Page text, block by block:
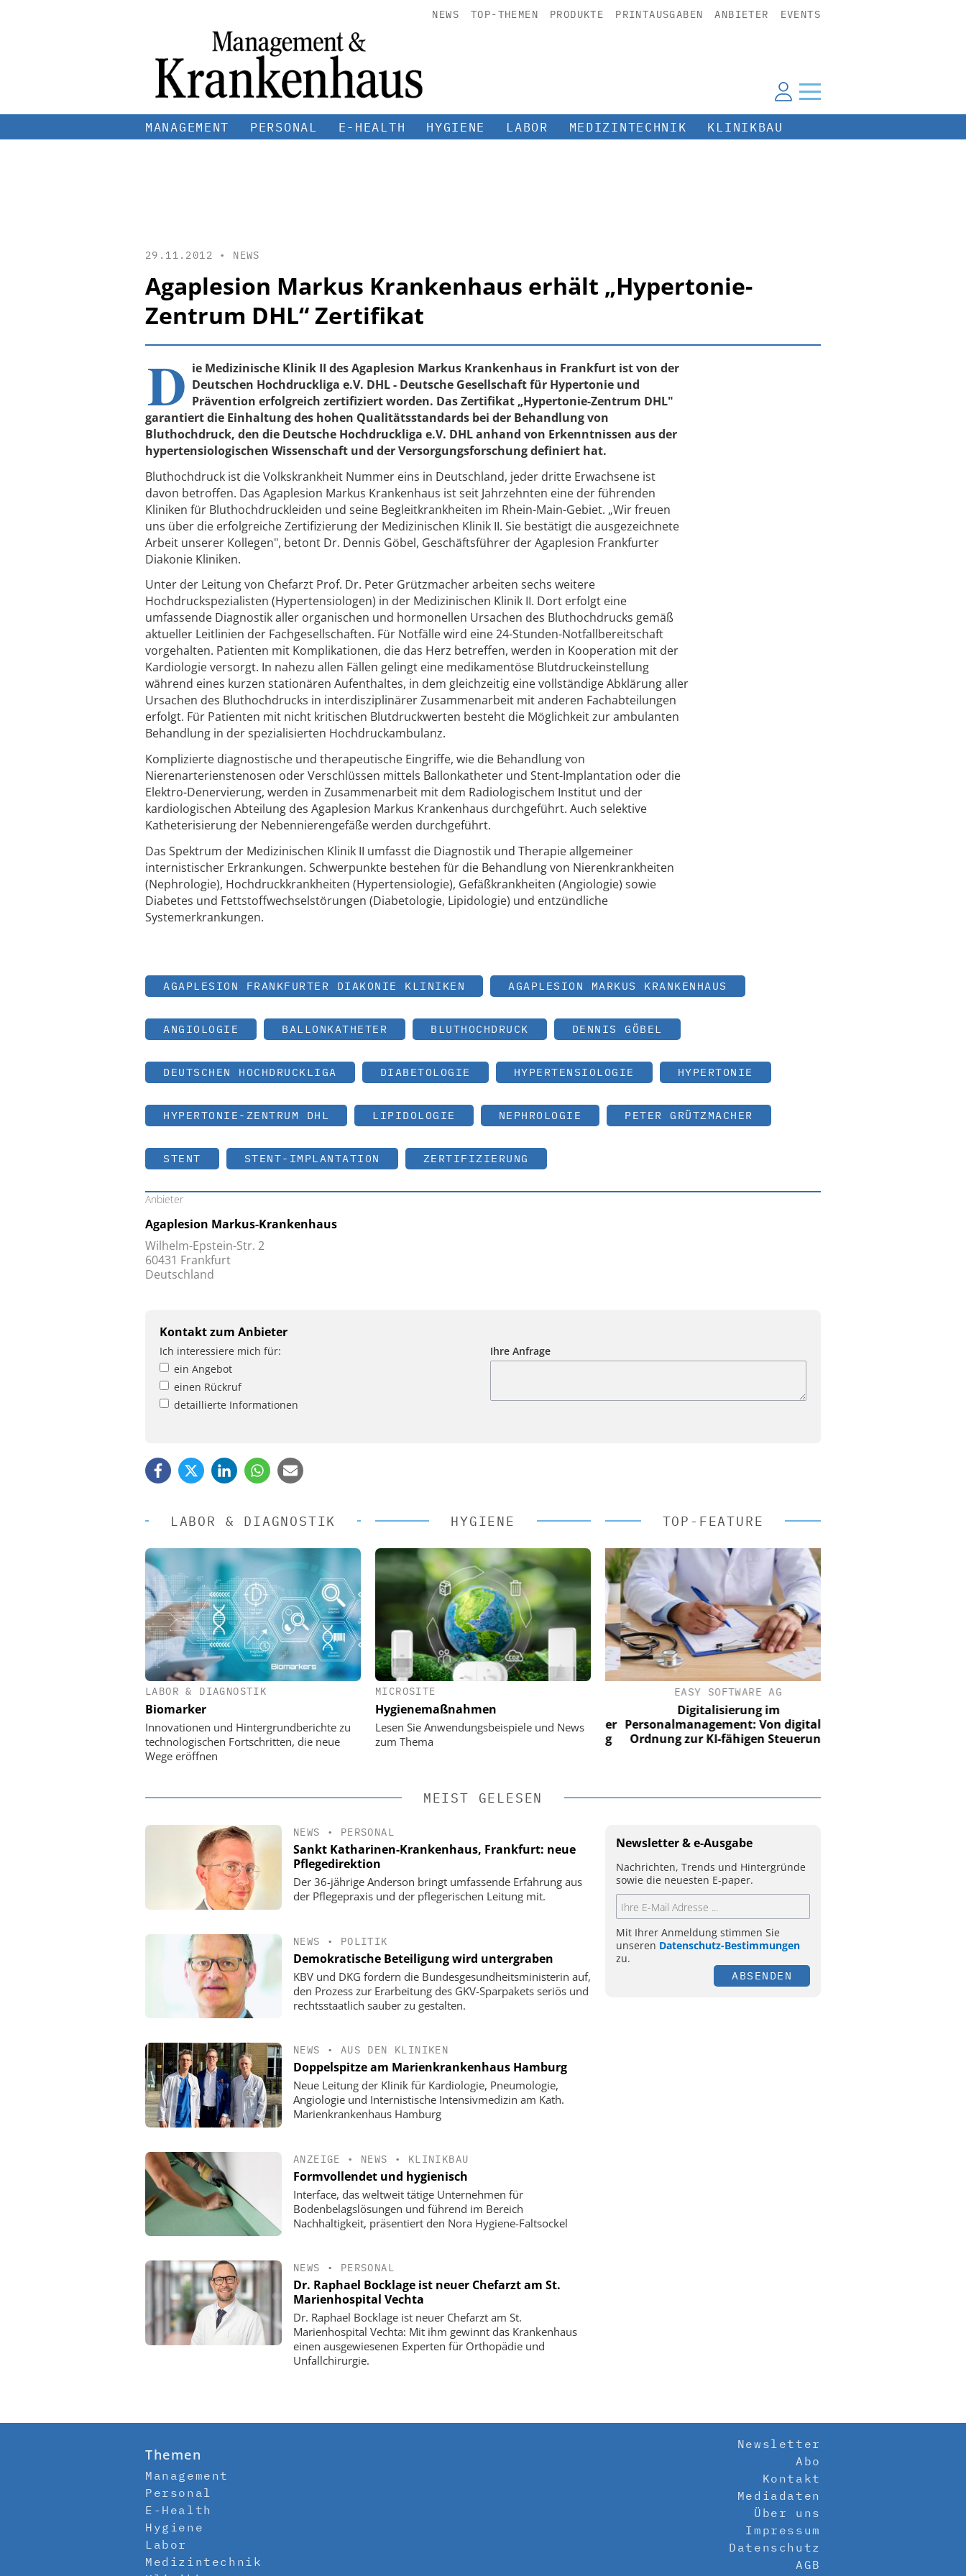
NEWS TOP-THEMEN PRODUKTE PRINTAUSGABEN ANBIETER EVENTS
MANAGEMENT PERSONAL E-HEALTH HYGIENE LABOR MEDIZINTECHNIK KLINIKBAU
29.11.2012 • NEWS
Agaplesion Markus Krankenhaus erhält „Hypertonie-
Zentrum DHL“ Zertifikat
D ie Medizinische Klinik II des Agaplesion Markus Krankenhaus in Frankfurt ist von der
Deutschen Hochdruckliga e.V. DHL - Deutsche Gesellschaft für Hypertonie und
Prävention erfolgreich zertifiziert worden. Das Zertifikat „Hypertonie-Zentrum DHL"
garantiert die Einhaltung des hohen Qualitätsstandards bei der Behandlung von
Bluthochdruck, den die Deutsche Hochdruckliga e.V. DHL anhand von Erkenntnissen aus der
hypertensiologischen Wissenschaft und der Versorgungsforschung definiert hat.
Bluthochdruck ist die Volkskrankheit Nummer eins in Deutschland, jeder dritte Erwachsene ist
davon betroffen. Das Agaplesion Markus Krankenhaus ist seit Jahrzehnten eine der führenden
Kliniken für Bluthochdruckleiden und seine Begleitkrankheiten im Rhein-Main-Gebiet. „Wir freuen
uns über die erfolgreiche Zertifizierung der Medizinischen Klinik II. Sie bestätigt die ausgezeichnete
Arbeit unserer Kollegen", betont Dr. Dennis Göbel, Geschäftsführer der Agaplesion Frankfurter
Diakonie Kliniken.
Unter der Leitung von Chefarzt Prof. Dr. Peter Grützmacher arbeiten sechs weitere
Hochdruckspezialisten (Hypertensiologen) in der Medizinischen Klinik II. Dort erfolgt eine
umfassende Diagnostik aller organischen und hormonellen Ursachen des Bluthochdrucks gemäß
aktueller Leitlinien der Fachgesellschaften. Für Notfälle wird eine 24-Stunden-Notfallbereitschaft
vorgehalten. Patienten mit Komplikationen, die das Herz betreffen, werden in Kooperation mit der
Kardiologie versorgt. In nahezu allen Fällen gelingt eine medikamentöse Blutdruckeinstellung
während eines kurzen stationären Aufenthaltes, in dem gleichzeitig eine vollständige Abklärung aller
Ursachen des Bluthochdrucks in interdisziplinärer Zusammenarbeit mit anderen Fachabteilungen
erfolgt. Für Patienten mit nicht kritischen Blutdruckwerten besteht die Möglichkeit zur ambulanten
Behandlung in der spezialisierten Hochdruckambulanz.
Komplizierte diagnostische und therapeutische Eingriffe, wie die Behandlung von
Nierenarterienstenosen oder Verschlüssen mittels Ballonkatheter und Stent-Implantation oder die
Elektro-Denervierung, werden in Zusammenarbeit mit dem Radiologischem Institut und der
kardiologischen Abteilung des Agaplesion Markus Krankenhaus durchgeführt. Auch selektive
Katheterisierung der Nebennierengefäße werden durchgeführt.
Das Spektrum der Medizinischen Klinik II umfasst die Diagnostik und Therapie allgemeiner
internistischer Erkrankungen. Schwerpunkte bestehen für die Behandlung von Nierenkrankheiten
(Nephrologie), Hochdruckkrankheiten (Hypertensiologie), Gefäßkrankheiten (Angiologie) sowie
Diabetes und Fettstoffwechselstörungen (Diabetologie, Lipidologie) und entzündliche
Systemerkrankungen.
AGAPLESION FRANKFURTER DIAKONIE KLINIKEN AGAPLESION MARKUS KRANKENHAUS
ANGIOLOGIE BALLONKATHETER BLUTHOCHDRUCK DENNIS GÖBEL
DEUTSCHEN HOCHDRUCKLIGA DIABETOLOGIE HYPERTENSIOLOGIE HYPERTONIE
HYPERTONIE-ZENTRUM DHL LIPIDOLOGIE NEPHROLOGIE PETER GRÜTZMACHER
STENT STENT-IMPLANTATION ZERTIFIZIERUNG
Anbieter
Agaplesion Markus-Krankenhaus
Wilhelm-Epstein-Str. 2
60431 Frankfurt
Deutschland
Kontakt zum Anbieter
Ich interessiere mich für:
ein Angebot
einen Rückruf
detaillierte Informationen
Ihre Anfrage
LABOR & DIAGNOSTIK
LABOR & DIAGNOSTIK
Biomarker
Innovationen und Hintergrundberichte zu
technologischen Fortschritten, die neue
Wege eröffnen
HYGIENE
MICROSITE
Hygienemaßnahmen
Lesen Sie Anwendungsbeispiele und News
zum Thema
TOP-FEATURE
EASY SOFTWARE AG
Personalmanagement: Von digitaler
Ordnung zur KI-fähigen Steuerung
Digitalisierung im
Personalmanagement: Von digitaler
Ordnung zur KI-fähigen Steuerung
EASY SOFTWARE AG
Digitalisierung im
Personalmanagement: Von digitaler
Ordnung zur KI-fähigen Steuerung
MEIST GELESEN
NEWS • PERSONAL
Sankt Katharinen-Krankenhaus, Frankfurt: neue
Pflegedirektion
Der 36-jährige Anderson bringt umfassende Erfahrung aus
der Pflegepraxis und der pflegerischen Leitung mit.
NEWS • POLITIK
Demokratische Beteiligung wird untergraben
KBV und DKG fordern die Bundesgesundheitsministerin auf,
den Prozess zur Erarbeitung des GKV-Sparpakets seriös und
rechtsstaatlich sauber zu gestalten.
NEWS • AUS DEN KLINIKEN
Doppelspitze am Marienkrankenhaus Hamburg
Neue Leitung der Klinik für Kardiologie, Pneumologie,
Angiologie und Internistische Intensivmedizin am Kath.
Marienkrankenhaus Hamburg
ANZEIGE • NEWS • KLINIKBAU
Formvollendet und hygienisch
Interface, das weltweit tätige Unternehmen für
Bodenbelagslösungen und führend im Bereich
Nachhaltigkeit, präsentiert den Nora Hygiene-Faltsockel
NEWS • PERSONAL
Dr. Raphael Bocklage ist neuer Chefarzt am St.
Marienhospital Vechta
Dr. Raphael Bocklage ist neuer Chefarzt am St.
Marienhospital Vechta: Mit ihm gewinnt das Krankenhaus
einen ausgewiesenen Experten für Orthopädie und
Unfallchirurgie.
Newsletter & e-Ausgabe
Nachrichten, Trends und Hintergründe
sowie die neuesten E-paper.
Mit Ihrer Anmeldung stimmen Sie
unseren Datenschutz-Bestimmungen
zu.
ABSENDEN
Themen
Management
Personal
E-Health
Hygiene
Labor
Medizintechnik
Newsletter
Abo
Kontakt
Mediadaten
Über uns
Impressum
Datenschutz
AGB